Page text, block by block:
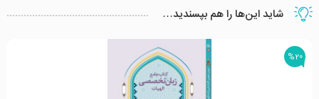
شاید این‌ها را هم بپسندید…
%20